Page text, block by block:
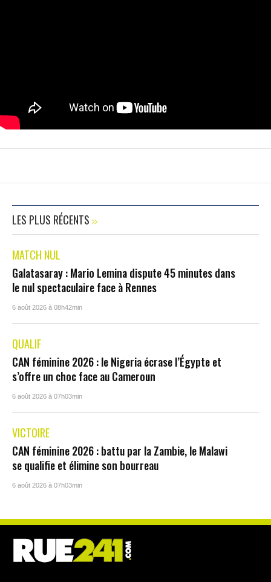
LES PLUS RÉCENTS
MATCH NUL
Galatasaray : Mario Lemina dispute 45 minutes dans
le nul spectaculaire face à Rennes
6 août 2026 à 08h42min
QUALIF
CAN féminine 2026 : le Nigeria écrase l’Égypte et
s’offre un choc face au Cameroun
6 août 2026 à 07h03min
VICTOIRE
CAN féminine 2026 : battu par la Zambie, le Malawi
se qualifie et élimine son bourreau
6 août 2026 à 07h03min